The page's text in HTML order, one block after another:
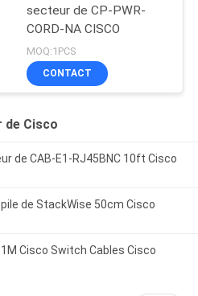
secteur de CP-PWR-
CORD-NA CISCO
MOQ:1PCS
CONTACT
de Cisco
de CAB-E1-RJ45BNC 10ft Cisco
de StackWise 50cm Cisco
Cisco Switch Cables Cisco